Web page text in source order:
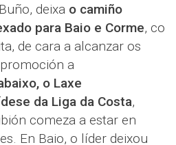
deixa o camiño
para Baio e Corme, co
de cara a alcanzar os
a
o Laxe
da Liga da Costa,
comeza a estar en
En Baio, o líder deixou